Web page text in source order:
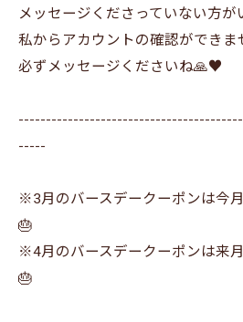
メッセージくださっていない方
私からアカウントの確認ができま
必ずメッセージくださいね🙏♥️
-----
※3月のバースデークーポンは今
🎂
※4月のバースデークーポンは来
🎂